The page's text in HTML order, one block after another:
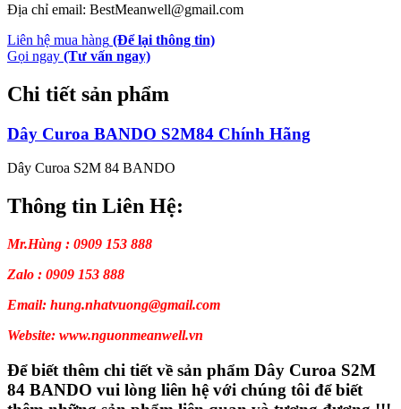
Địa chỉ email: BestMeanwell@gmail.com
Liên hệ mua hàng (Để lại thông tin)
Gọi ngay (Tư vấn ngay)
Chi tiết sản phẩm
Dây Curoa BANDO S2M84 Chính Hãng
Dây Curoa S2M 84 BANDO
Thông tin Liên Hệ:
Mr.Hùng : 0909 153 888
Zalo : 0909 153 888
Email: hung.nhatvuong@gmail.com
Website: www.nguonmeanwell.vn
Để biết thêm chi tiết về sản phẩm Dây Curoa S2M
84 BANDO vui lòng liên hệ với chúng tôi để biết